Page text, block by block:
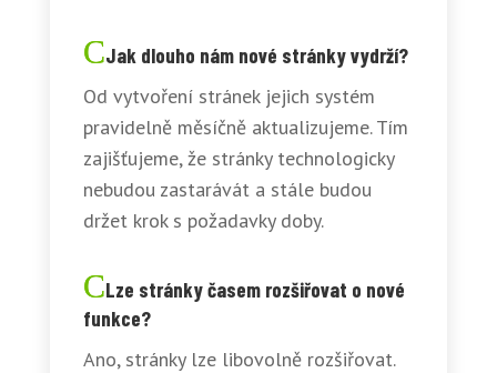
Jak dlouho nám nové stránky vydrží?
Od vytvoření stránek jejich systém
pravidelně měsíčně aktualizujeme. Tím
zajišťujeme, že stránky technologicky
nebudou zastarávát a stále budou
držet krok s požadavky doby.
Lze stránky časem rozšiřovat o nové
funkce?
Ano, stránky lze libovolně rozšiřovat.